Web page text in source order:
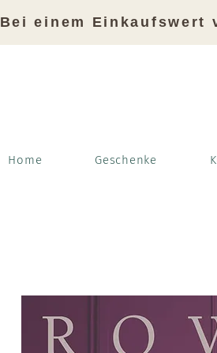
Bei einem Einkaufswert
Home Geschenke